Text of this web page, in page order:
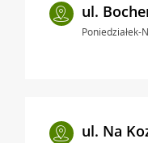
ul.
Poniedziałek-
ul. Na